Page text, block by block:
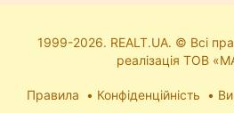
1999-2026. REALT.UA. © Всі
реалізація ТОВ
Правила Конфіденційність